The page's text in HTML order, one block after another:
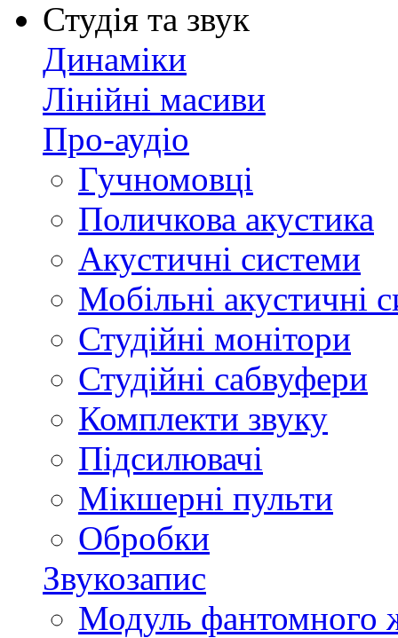
Студія та звук
Динаміки
Лінійні масиви
Про-аудіо
Гучномовці
Поличкова акустика
Акустичні системи
Мобільні акустичні
Студійні монітори
Студійні сабвуфери
Комплекти звуку
Підсилювачі
Мікшерні пульти
Обробки
Звукозапис
Модуль фантомного